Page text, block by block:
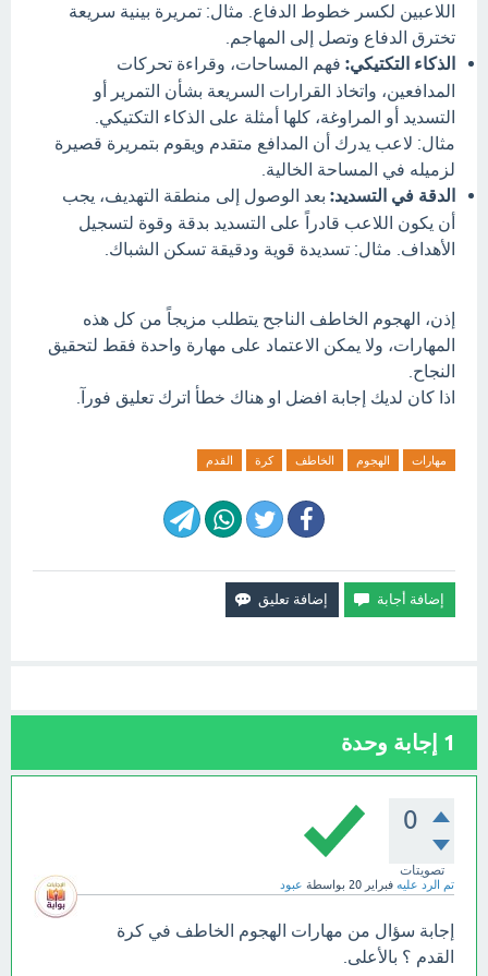
اللاعبين لكسر خطوط الدفاع. مثال: تمريرة بينية سريعة
تخترق الدفاع وتصل إلى المهاجم.
الذكاء التكتيكي: فهم المساحات، وقراءة تحركات
المدافعين، واتخاذ القرارات السريعة بشأن التمرير أو
التسديد أو المراوغة، كلها أمثلة على الذكاء التكتيكي.
مثال: لاعب يدرك أن المدافع متقدم ويقوم بتمريرة قصيرة
لزميله في المساحة الخالية.
الدقة في التسديد: بعد الوصول إلى منطقة التهديف، يجب
أن يكون اللاعب قادراً على التسديد بدقة وقوة لتسجيل
الأهداف. مثال: تسديدة قوية ودقيقة تسكن الشباك.
إذن، الهجوم الخاطف الناجح يتطلب مزيجاً من كل هذه
المهارات، ولا يمكن الاعتماد على مهارة واحدة فقط لتحقيق
النجاح.
اذا كان لديك إجابة افضل او هناك خطأ اترك تعليق فورآ.
مهارات الهجوم الخاطف كرة القدم
1 إجابة وحدة
0
تصويتات
تم الرد عليه فبراير 20 بواسطة عبود
إجابة سؤال من مهارات الهجوم الخاطف في كرة
القدم ؟ بالأعلى.